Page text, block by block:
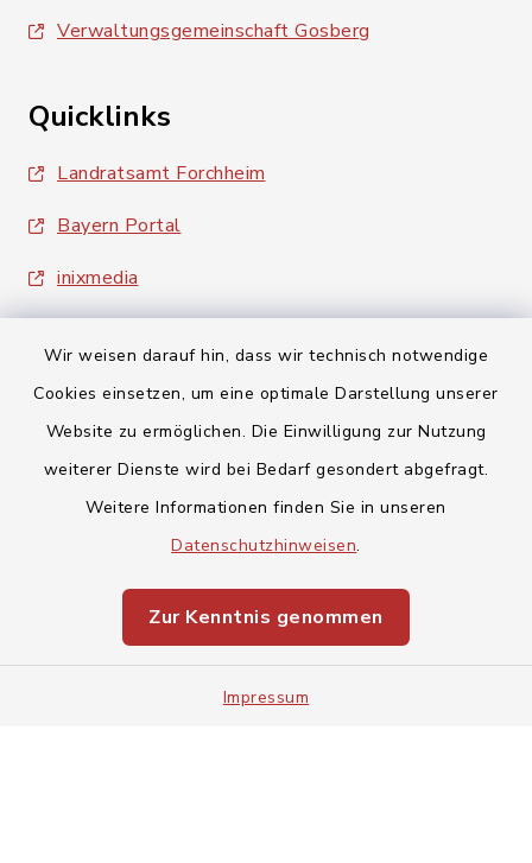
Wir weisen darauf hin, dass wir technisch notwendige
Cookies einsetzen, um eine optimale Darstellung unserer
Website zu ermöglichen. Die Einwilligung zur Nutzung
weiterer Dienste wird bei Bedarf gesondert abgefragt.
Weitere Informationen finden Sie in unseren
Datenschutzhinweisen.
Zur Kenntnis genommen
Impressum
Verwaltungsgemeinschaft Gosberg
Quicklinks
Landratsamt Forchheim
Bayern Portal
inixmedia
Barrierefreiheit
Impressum
Sitemap